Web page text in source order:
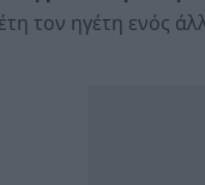
τον ηγέτη ενός